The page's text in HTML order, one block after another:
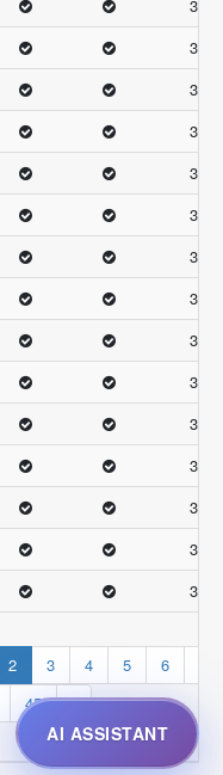
2 3 4 5 6
45 ›
AI ASSISTANT